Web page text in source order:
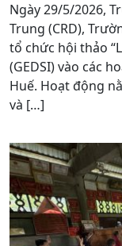
Ngày 29/5/2026,
Trung (CRD),
tổ chức hội thảo
(GEDSI) vào các
Huế. Hoạt động
và […]